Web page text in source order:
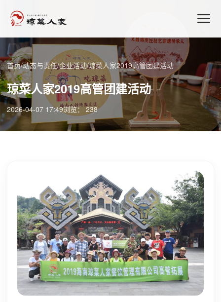
首页/动态与责任/企业活动/琼菜人家2019高管团建活动
琼菜人家2019高管团建活动
2026-04-07 17:49浏览： 238